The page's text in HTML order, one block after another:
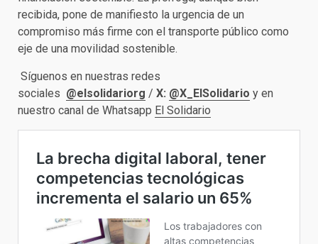
recibida, pone de manifiesto la urgencia de un
compromiso más firme con el transporte público como
eje de una movilidad sostenible.
Síguenos en nuestras redes
sociales @elsolidariorg / X: @X_ElSolidario y en
nuestro canal de Whatsapp El Solidario